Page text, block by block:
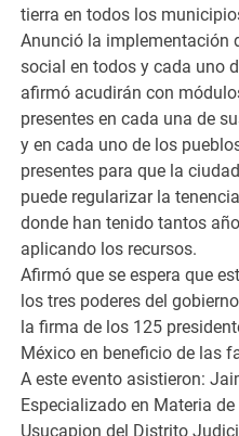
tierra en todos los
Anunció la implementación
social en todos y cada uno
afirmó acudirán con
presentes en cada una de
y en cada uno de los
presentes para que la
puede regularizar la
donde han tenido tantos
aplicando los recursos.
Afirmó que se espera que
los tres poderes del
la firma de los 125
México en beneficio de las
A este evento asistieron:
Especializado en Materia
Usucapion del Distrito